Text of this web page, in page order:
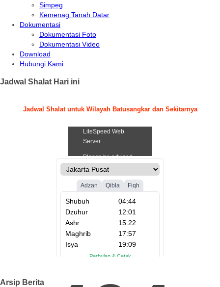
Simpeg
Kemenag Tanah Datar
Dokumentasi
Dokumentasi Foto
Dokumentasi Video
Download
Hubungi Kami
Jadwal Shalat Hari ini
Jadwal Shalat untuk Wilayah Batusangkar dan Sekitarnya
Arsip Berita